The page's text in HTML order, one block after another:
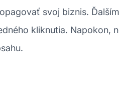
svoj biznis.
kliknutia. Napokon,